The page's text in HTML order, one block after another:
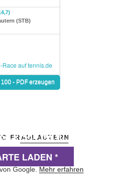
FRAULAUTERN
MAP
LADEN *
von exovia webdesign
akzeptierst du die
Google. Mehr erfahren